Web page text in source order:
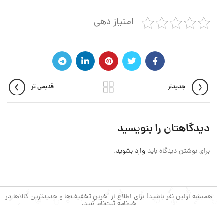
امتیاز دهی
جدیدتر قدیمی تر
دیدگاهتان را بنویسید
برای نوشتن دیدگاه باید وارد بشوید.
همیشه اولین نفر باشید! برای اطلاع از آخرین تخفیف‌ها و جدیدترین کالاها در